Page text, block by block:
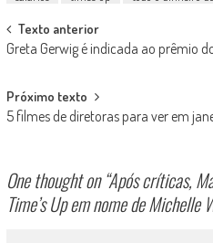
Post
navigation
Texto anterior
Greta Gerwig é indicada ao prêmio
Próximo texto
5 filmes de diretoras para ver em
One thought on “Após críticas,
Time’s Up em nome de Michelle